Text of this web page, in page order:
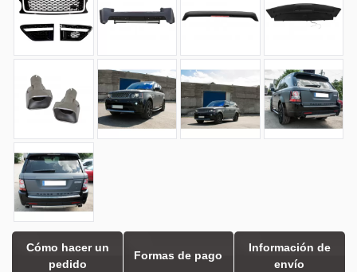
Cómo hacer un
pedido
Formas de pago
Información de
envío